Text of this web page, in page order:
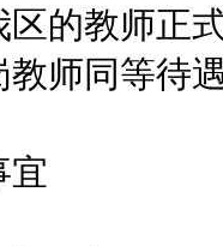
教师正式
师同等待